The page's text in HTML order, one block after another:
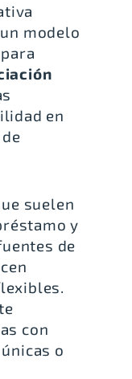
modelo
en
suelen
y
de
.
con
o